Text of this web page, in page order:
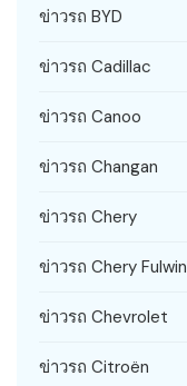
ข่าวรถ BYD
ข่าวรถ Cadillac
ข่าวรถ Canoo
ข่าวรถ Changan
ข่าวรถ Chery
ข่าวรถ Chery Fulwin
ข่าวรถ Chevrolet
ข่าวรถ Citroën